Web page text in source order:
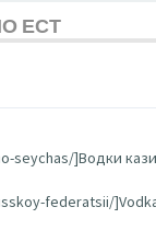
ЕСТ
seychas/]Водки
federatsii/